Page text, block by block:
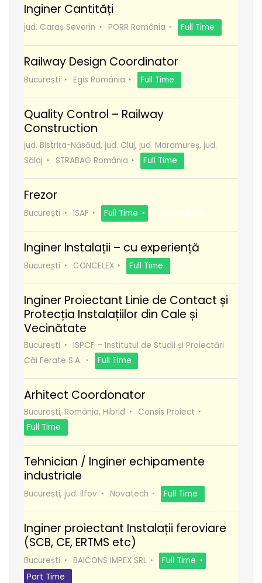
Inginer Cantități
jud. Caraș Severin PORR România Full Time
Railway Design Coordinator
București Egis România Full Time
Quality Control – Railway
Construction
jud. Bistrița-Năsăud, jud. Cluj, jud. Maramureș, jud.
Sălaj
STRABAG România Full Time
Frezor
București ISAF Full Time Recomanda
Inginer Instalații – cu experiență
București CONCELEX Full Time
Inginer Proiectant Linie de Contact și
Protecția Instalațiilor din Cale și
Vecinătate
București
ISPCF – Institutul de Studii și Proiectări
Căi Ferate S.A.
Full Time
Arhitect Coordonator
București, România, Hibrid
Consis Proiect
Full Time
Tehnician / Inginer echipamente
industriale
București, jud. Ilfov Novatech Full Time
Inginer proiectant Instalații feroviare
(SCB, CE, ERTMS etc)
București BAICONS IMPEX SRL
Full Time
Part Time